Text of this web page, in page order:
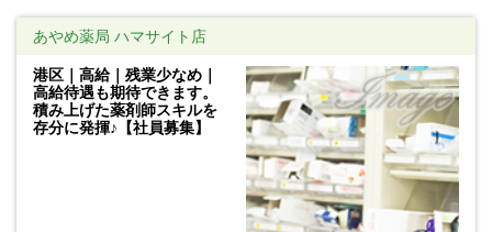
あやめ薬局 ハマサイト店
港区｜高給｜残業少なめ｜
高給待遇も期待できます。
積み上げた薬剤師スキルを
存分に発揮♪【社員募集】